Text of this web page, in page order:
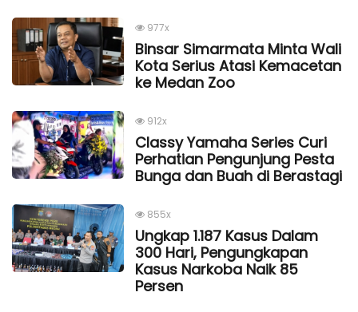
977x
Binsar Simarmata Minta Wali
Kota Serius Atasi Kemacetan
ke Medan Zoo
912x
Classy Yamaha Series Curi
Perhatian Pengunjung Pesta
Bunga dan Buah di Berastagi
855x
Ungkap 1.187 Kasus Dalam
300 Hari, Pengungkapan
Kasus Narkoba Naik 85
Persen